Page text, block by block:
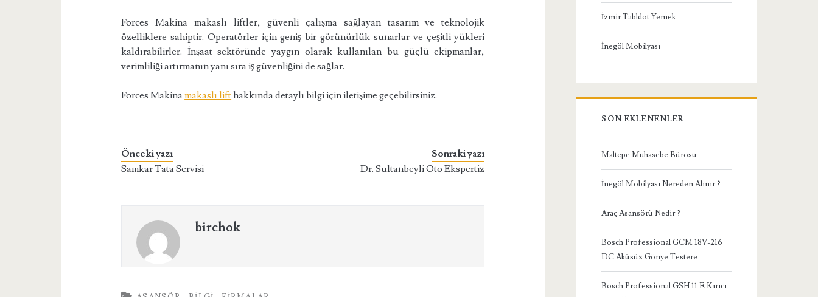
Forces Makina makaslı liftler, güvenli çalışma sağlayan tasarım ve teknolojik
özelliklere sahiptir. Operatörler için geniş bir görünürlük sunarlar ve çeşitli yükleri
kaldırabilirler. İnşaat sektöründe yaygın olarak kullanılan bu güçlü ekipmanlar,
verimliliği artırmanın yanı sıra iş güvenliğini de sağlar.
Forces Makinamakaslı lifthakkında detaylı bilgi için iletişime geçebilirsiniz.
Önceki yazı
Samkar Tata Servisi
Sonraki yazı
Dr. Sultanbeyli Oto Ekspertiz
birchok
İzmir Tabldot Yemek
İnegöl Mobilyası
SON EKLENENLER
Maltepe Muhasebe Bürosu
İnegöl Mobilyası Nereden Alınır ?
Araç Asansörü Nedir ?
Bosch Professional GCM 18V-216
DC Aküsüz Gönye Testere
Bosch Professional GSH 11 E Kırıcı